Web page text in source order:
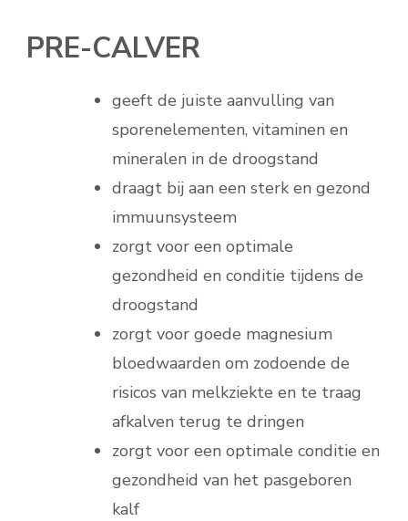
PRE-CALVER
geeft de juiste aanvulling van
sporenelementen, vitaminen en
mineralen in de droogstand
draagt bij aan een sterk en gezond
immuunsysteem
zorgt voor een optimale
gezondheid en conditie tijdens de
droogstand
zorgt voor goede magnesium
bloedwaarden om zodoende de
risicos van melkziekte en te traag
afkalven terug te dringen
zorgt voor een optimale conditie en
gezondheid van het pasgeboren
kalf